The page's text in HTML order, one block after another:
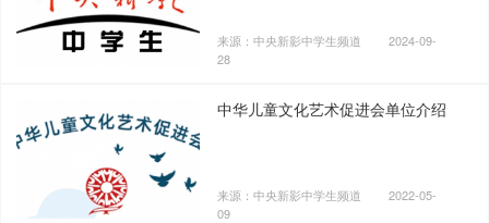
来源：中央新影中学生频道
2024-09-
28
中华儿童文化艺术促进会单位介绍
来源：中央新影中学生频道
2022-05-
09